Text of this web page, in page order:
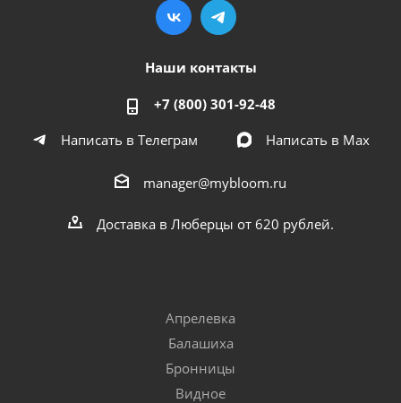
Наши контакты
+7 (800) 301-92-48
Написать в Телеграм
Написать в Мах
manager@mybloom.ru
Доставка в Люберцы от 620 рублей.
Апрелевка
Балашиха
Бронницы
Видное